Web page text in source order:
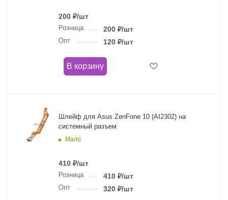
200 ₽/шт
Розница 200₽/шт
Опт 120₽/шт
В корзину
Шлейф для Asus ZenFone 10 (AI2302) на
системный разъем
Мало
410 ₽/шт
Розница 410₽/шт
Опт 320₽/шт